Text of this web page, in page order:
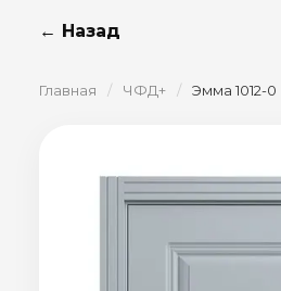
← Назад
Главная / ЧФД+ / Эмма 1012-0